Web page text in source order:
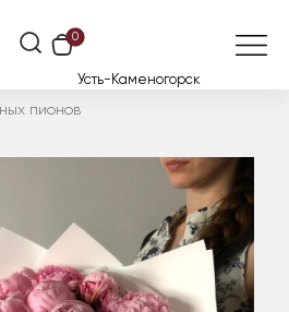
0
Усть-Каменогорск
пионов